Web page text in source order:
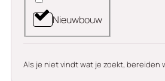
Nieuwbouw
Als je niet vindt wat je zoekt,